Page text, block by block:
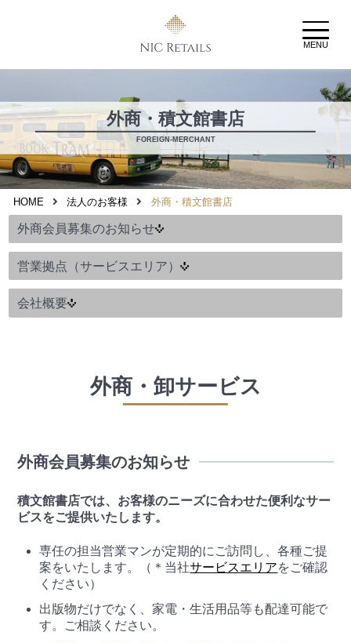
MENU
外商・積文館書店
FOREIGN-MERCHANT
HOME 法人のお客様 外商・積文館書店
外商会員募集のお知らせ
営業拠点（サービスエリア）
会社概要
外商・卸サービス
外商会員募集のお知らせ
積文館書店では、お客様のニーズに合わせた便利なサー
ビスをご提供いたします。
専任の担当営業マンが定期的にご訪問し、各種ご提
案をいたします。（＊当社サービスエリアをご確認
ください）
出版物だけでなく、家電・生活用品等も配達可能で
す。ご相談ください。